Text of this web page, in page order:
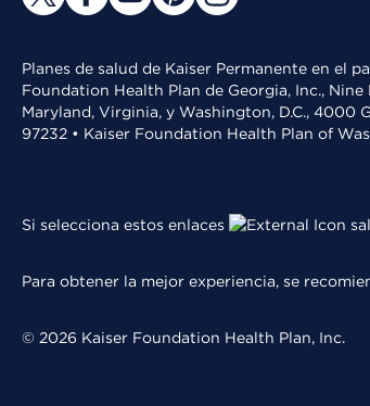
Planes de salud de Kaiser Permanente en el
Foundation Health Plan de Georgia, Inc.,
Maryland, Virginia, y Washington, D.C., 4000
97232 • Kaiser Foundation Health Plan of
Si selecciona estos enlaces
Para obtener la mejor experiencia, se
© 2026 Kaiser Foundation Health Plan, Inc.